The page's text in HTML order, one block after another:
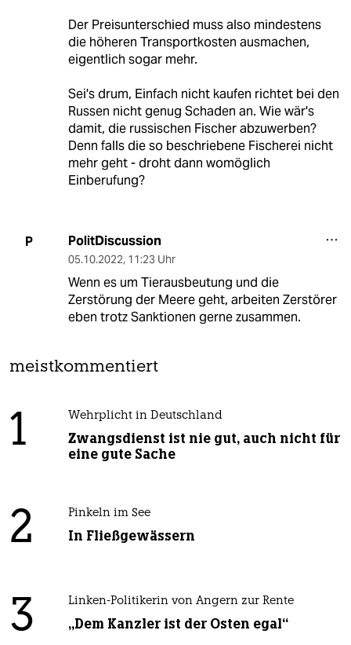
Der Preisunterschied muss also mindestens
die höheren Transportkosten ausmachen,
eigentlich sogar mehr.
Sei's drum, Einfach nicht kaufen richtet bei den
Russen nicht genug Schaden an. Wie wär's
damit, die russischen Fischer abzuwerben?
Denn falls die so beschriebene Fischerei nicht
mehr geht - droht dann womöglich
Einberufung?
P PolitDiscussion
05.10.2022, 11:23 Uhr
Wenn es um Tierausbeutung und die
Zerstörung der Meere geht, arbeiten Zerstörer
eben trotz Sanktionen gerne zusammen.
meistkommentiert
1 Wehrplicht in Deutschland
Zwangsdienst ist nie gut, auch nicht für
eine gute Sache
2 Pinkeln im See
In Fließgewässern
3 Linken-Politikerin von Angern zur Rente
„Dem Kanzler ist der Osten egal“